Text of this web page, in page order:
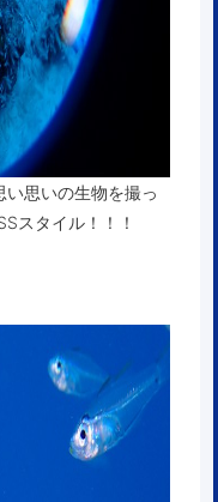
い思いの生物を撮っ
スタイル！！！